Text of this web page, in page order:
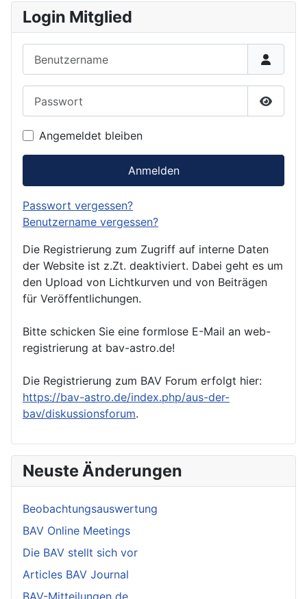
Login Mitglied
Angemeldet bleiben
Anmelden
Passwort vergessen?
Benutzername vergessen?
Die Registrierung zum Zugriff auf interne Daten
der Website ist z.Zt. deaktiviert. Dabei geht es um
den Upload von Lichtkurven und von Beiträgen
für Veröffentlichungen.
Bitte schicken Sie eine formlose E-Mail an web-
registrierung at bav-astro.de!
Die Registrierung zum BAV Forum erfolgt hier:
https://bav-astro.de/index.php/aus-der-
bav/diskussionsforum.
Neuste Änderungen
Beobachtungsauswertung
BAV Online Meetings
Die BAV stellt sich vor
Articles BAV Journal
BAV-Mitteilungen de